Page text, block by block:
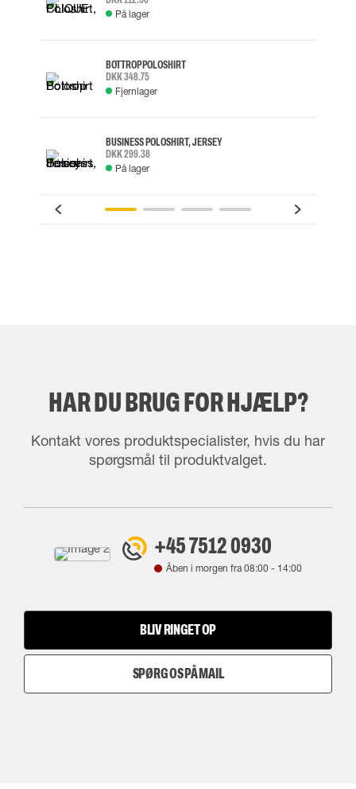
På lager
BOTTROP POLOSHIRT
DKK 348.75
Fjernlager
BUSINESS POLOSHIRT, JERSEY
DKK 299.38
På lager
HAR DU BRUG FOR HJÆLP?
Kontakt vores produktspecialister, hvis du har
spørgsmål til produktvalget.
+45 7512 0930
Åben i morgen fra08:00 - 14:00
BLIV RINGET OP
SPØRG OS PÅ MAIL